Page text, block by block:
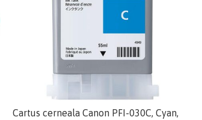
Cartus cerneala Canon PFI-030C, Cyan,